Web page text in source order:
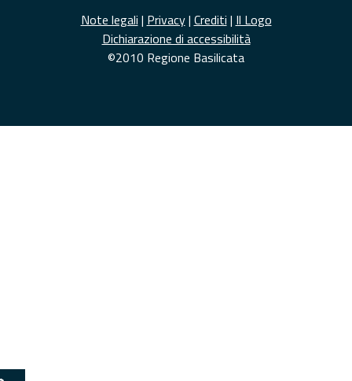
Note legali | Privacy| Crediti | Il Logo
Dichiarazione di accessibilità
©2010 Regione Basilicata